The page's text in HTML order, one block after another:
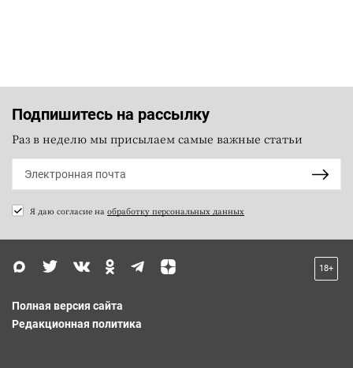
Подпишитесь на рассылку
Раз в неделю мы присылаем самые важные статьи
Я даю согласие на обработку персональных данных
18+
Полная версия сайта
Редакционная политика